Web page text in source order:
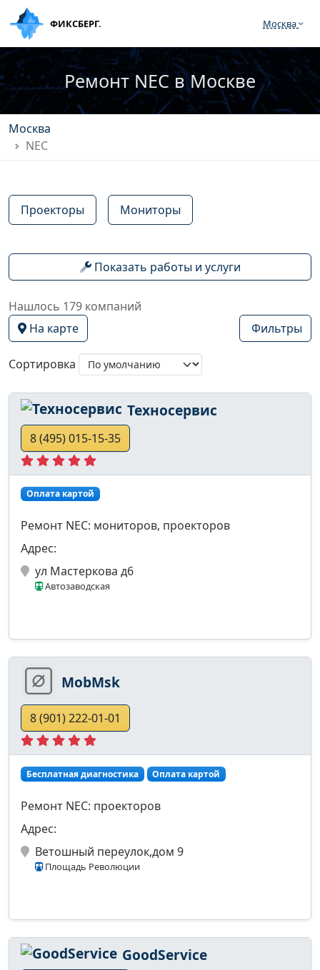
ФИКСБЕРГ. Москва
Ремонт NEC в Москве
Москва
NEC
Проекторы Мониторы
Показать работы и услуги
Нашлось 179 компаний
На карте
Фильтры
Сортировка
Техносервис
8 (495) 015-15-35
Оплата картой
Ремонт NEC: мониторов, проекторов
Адрес:
ул Мастеркова д6
Автозаводская
MobMsk
8 (901) 222-01-01
Бесплатная диагностика Оплата картой
Ремонт NEC: проекторов
Адрес:
Ветошный переулок,дом 9
Площадь Революции
GoodService